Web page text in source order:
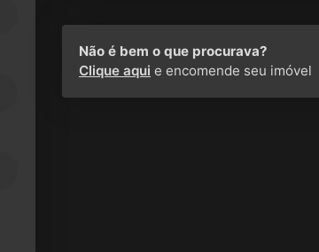
Não é bem o que procurava?
Clique aqui e encomende seu imóvel